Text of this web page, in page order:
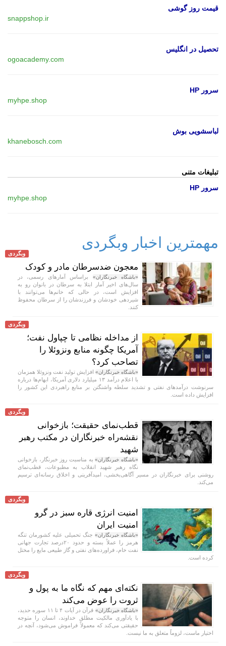
قیمت روز گوشی
snappshop.ir
تحصیل در انگلیس
ogoacademy.com
سرور HP
myhpe.shop
لباسشویی بوش
khanebosch.com
تبلیغات متنی
سرور HP
myhpe.shop
مهمترین اخبار وبگردی
وبگردی
معجون ضدسرطان مادر و کودک
«باشگاه خبرنگاران» براساس آمارهای رسمی، در
سال‌های اخیر آمار ابتلا به سرطان‌ در بانوان رو به
افزایش است، در حالی که خانم‌ها می‌توانند با
شیردهی خودشان و فرزندشان را از سرطان محفوظ
کنند.
وبگردی
از مداخله نظامی تا چپاول نفت؛
آمریکا چگونه منابع ونزوئلا را
تصاحب کرد؟
«باشگاه خبرنگاران» افزایش تولید نفت ونزوئلا همزمان
با اعلام درآمد ۱۳ میلیارد دلاری آمریکا، ابهام‌ها درباره
سرنوشت درآمدهای نفتی و تشدید سلطه واشنگتن بر منابع راهبردی این کشور را
افزایش داده است.
وبگردی
قطب‌نمای حقیقت؛ بازخوانی
نقشه‌راه خبرنگاران در مکتب رهبر
شهید
«باشگاه خبرنگاران»به مناسبت روز خبرنگار، بازخوانی
نگاه رهبر شهید انقلاب به مطبوعات، قطب‌نمای
روشنی برای خبرنگاران در مسیر آگاهی‌بخشی، امیدآفرینی و اخلاق رسانه‌ای ترسیم
می‌کند.
وبگردی
امنیت انرژی قاره سبز در گرو
امنیت ایران
«باشگاه خبرنگاران» جنگ تحمیلی علیه کشورمان تنگه
هرمز را عملاً بسته و حدود ۲۰درصد تجارت جهانی
نفت خام، فراورده‌های نفتی و گاز طبیعی مایع را مختل
کرده است.
وبگردی
نکته‌ای مهم که نگاه ما به پول و
ثروت را عوض می‌کند
«باشگاه خبرنگاران»
قرآن در آیات ۴ تا ۱۱ سوره حدید،
با یادآوری مالکیت مطلق خداوند، انسان را متوجه
حقیقتی می‌کند که معمولاً فراموش می‌شود، آنچه در
اختیار ماست، لزوماً متعلق به ما نیست.